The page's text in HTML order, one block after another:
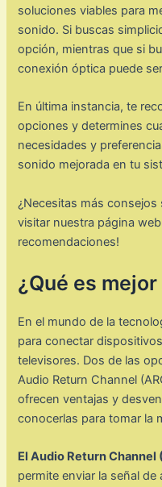
soluciones viables para
sonido. Si buscas
opción, mientras que si
conexión óptica puede
En última instancia, te
opciones y determines
necesidades y
sonido mejorada en tu
¿Necesitas más consejos
visitar nuestra página
recomendaciones!
¿Qué es
En el mundo de la
para conectar
televisores. Dos de las
Audio Return Channel
ofrecen ventajas y
conocerlas para tomar la
El Audio Return Channel
permite enviar la señal